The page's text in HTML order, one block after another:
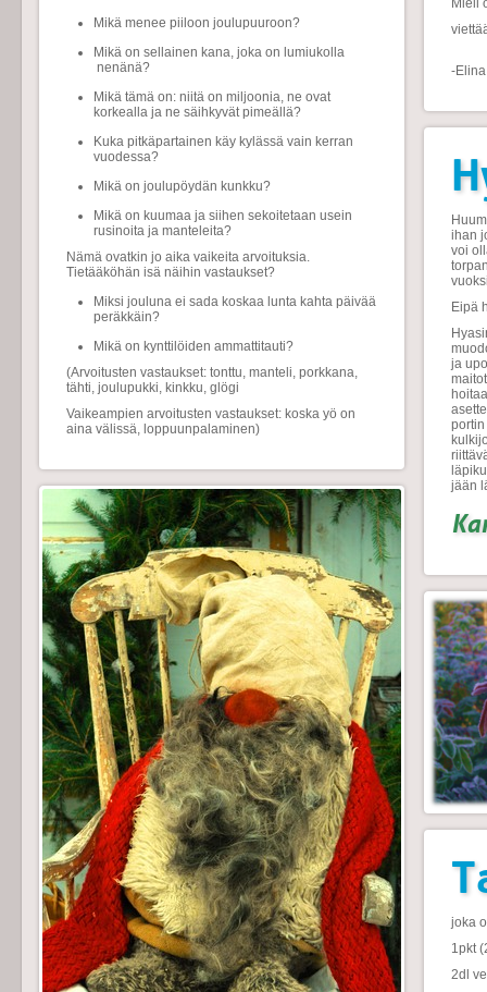
Mikä menee piiloon joulupuuroon?
Mikä on sellainen kana, joka on lumiukolla
nenänä?
Mikä tämä on: niitä on miljoonia, ne ovat
korkealla ja ne säihkyvät pimeällä?
Kuka pitkäpartainen käy kylässä vain kerran
vuodessa?
Mikä on joulupöydän kunkku?
Mikä on kuumaa ja siihen sekoitetaan usein
rusinoita ja manteleita?
Nämä ovatkin jo aika vaikeita arvoituksia.
Tietääköhän isä näihin vastaukset?
Miksi jouluna ei sada koskaa lunta kahta päivää
peräkkäin?
Mikä on kynttilöiden ammattitauti?
(Arvoitusten vastaukset: tonttu, manteli, porkkana,
tähti, joulupukki, kinkku, glögi
Vaikeampien arvoitusten vastaukset: koska yö on
aina välissä, loppuunpalaminen)
Mieli
-
ihan
voi
Eipä
ja
jään
joka
1pkt
2dl